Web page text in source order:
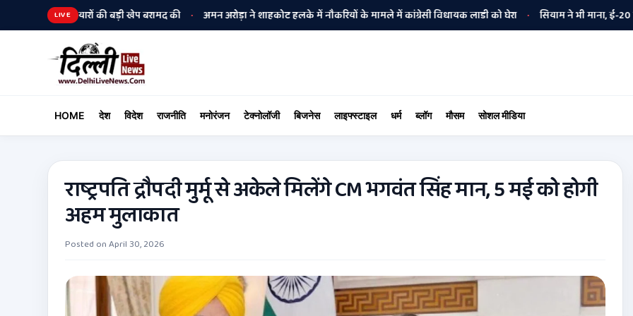
LIVE
ने हथियारों की बड़ी खेप बरामद की • अमन अरोड़ा ने शाहकोट हलके में नौकरियों के मामले में कांग्रेसी विधायक लाडी को घेरा • सियाम ने भी माना, ई-20 में ज्यादा
HOME देश विदेश राजनीति मनोरंजन टेक्नोलॉजी बिजनेस लाइफ्स्टाइल धर्म ब्लॉग मौसम सोशल मीडिया
राष्ट्रपति द्रौपदी मुर्मू से अकेले मिलेंगे CM भगवंत सिंह मान, 5 मई को होगी
अहम मुलाकात
Posted onApril 30, 2026